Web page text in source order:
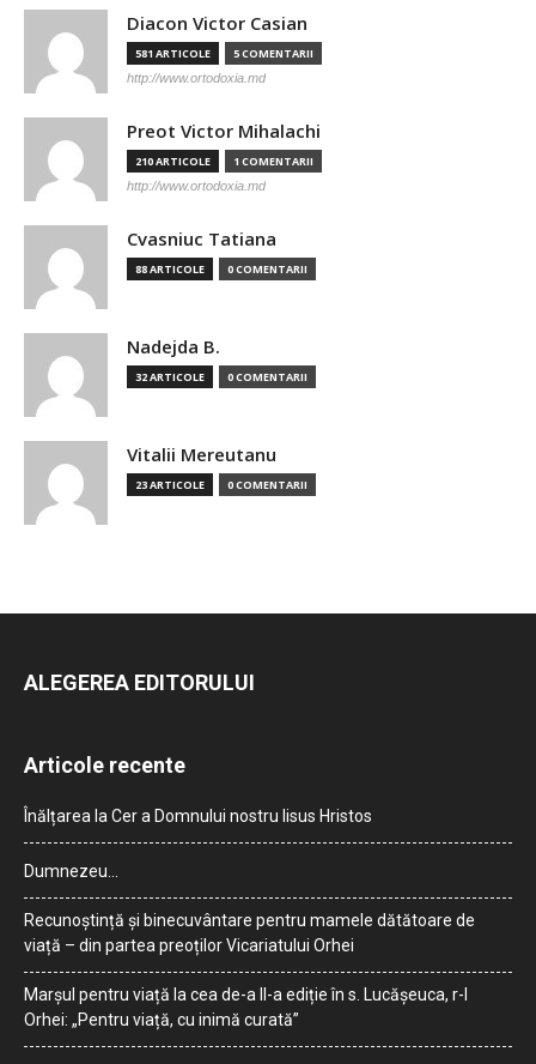
Diacon Victor Casian
581 ARTICOLE 5 COMENTARII
http://www.ortodoxia.md
Preot Victor Mihalachi
210 ARTICOLE 1 COMENTARII
http://www.ortodoxia.md
Cvasniuc Tatiana
88 ARTICOLE 0 COMENTARII
Nadejda B.
32 ARTICOLE 0 COMENTARII
Vitalii Mereutanu
23 ARTICOLE 0 COMENTARII
ALEGEREA EDITORULUI
Articole recente
Înălțarea la Cer a Domnului nostru Iisus Hristos
Dumnezeu…
Recunoștință și binecuvântare pentru mamele dătătoare de
viață – din partea preoților Vicariatului Orhei
Marșul pentru viață la cea de-a II-a ediție în s. Lucășeuca, r-l
Orhei: „Pentru viață, cu inimă curată”